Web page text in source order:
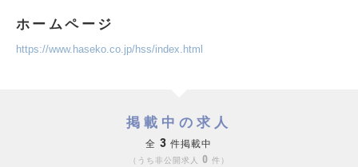
ホームページ
https://www.haseko.co.jp/hss/index.html
掲載中の求人
全 3 件掲載中
うち非公開求人 0 件